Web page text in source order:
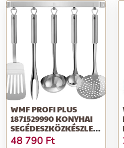
WMF PROFI PLUS
1871529990 KONYHAI
SEGÉDESZKÖZKÉSZLET
6 DB
48 790 Ft